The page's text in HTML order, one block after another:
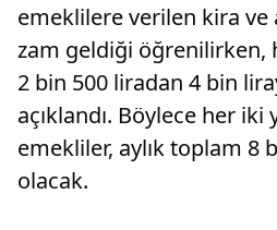
emeklilere verilen kira ve
zam geldiği öğrenilirken,
2 bin 500 liradan 4 bin
açıklandı. Böylece her iki
emekliler, aylık toplam 8
olacak.